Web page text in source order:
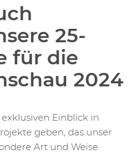
25-
für die
2024
Einblick in
geben, das unser
Art und Weise